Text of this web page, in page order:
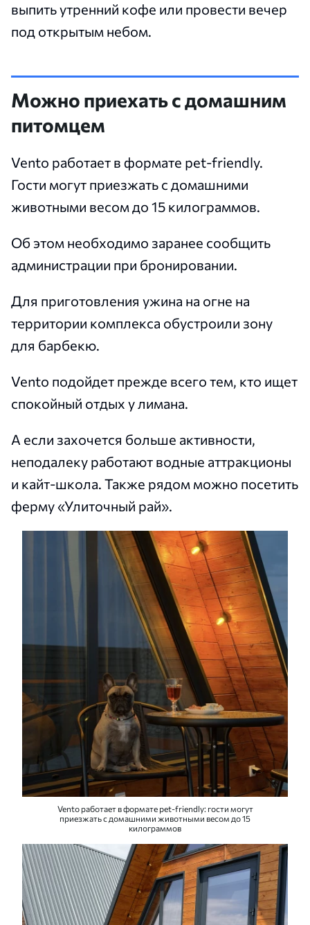
выпить утренний кофе или провести вечер
под открытым небом.
Можно приехать с домашним
питомцем
Vento работает в формате pet-friendly.
Гости могут приезжать с домашними
животными весом до 15 килограммов.
Об этом необходимо заранее сообщить
администрации при бронировании.
Для приготовления ужина на огне на
территории комплекса обустроили зону
для барбекю.
Vento подойдет прежде всего тем, кто ищет
спокойный отдых у лимана.
А если захочется больше активности,
неподалеку работают водные аттракционы
и кайт-школа. Также рядом можно посетить
ферму «Улиточный рай».
Vento работает в формате pet-friendly: гости могут
приезжать с домашними животными весом до 15
килограммов